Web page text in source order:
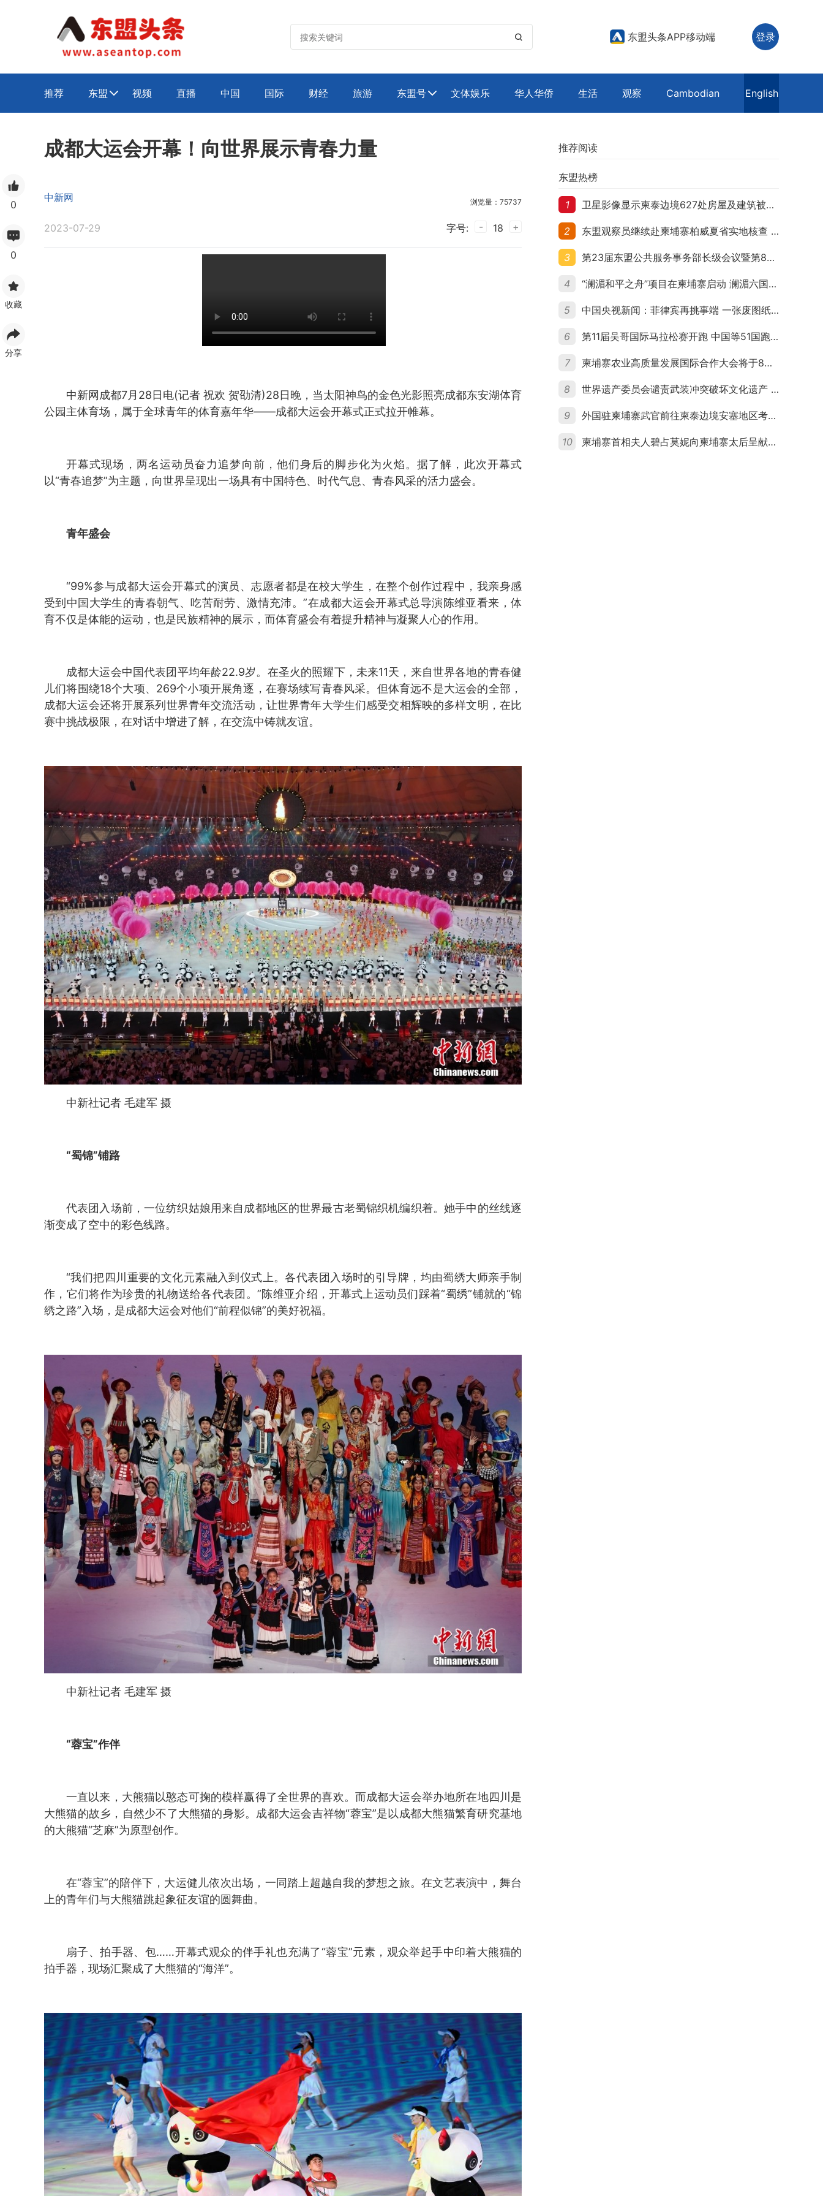
 东盟头条APP移动端 登录
推荐 东盟  视频 直播 中国 国际 财经 旅游 东盟号 文体娱乐 华人华侨 生活 观察 Cambodian English
0
0
收藏
分享
成都大运会开幕！向世界展示青春力量
中新网 浏览量：75737
2023-07-29 字号: - 18 +
中新网成都7月28日电(记者 祝欢 贺劭清)28日晚，当太阳神鸟的金色光影照亮成都东安湖体育
公园主体育场，属于全球青年的体育嘉年华——成都大运会开幕式正式拉开帷幕。
开幕式现场，两名运动员奋力追梦向前，他们身后的脚步化为火焰。据了解，此次开幕式
以“青春追梦”为主题，向世界呈现出一场具有中国特色、时代气息、青春风采的活力盛会。
青年盛会
“99%参与成都大运会开幕式的演员、志愿者都是在校大学生，在整个创作过程中，我亲身感
受到中国大学生的青春朝气、吃苦耐劳、激情充沛。”在成都大运会开幕式总导演陈维亚看来，体
育不仅是体能的运动，也是民族精神的展示，而体育盛会有着提升精神与凝聚人心的作用。
成都大运会中国代表团平均年龄22.9岁。在圣火的照耀下，未来11天，来自世界各地的青春健
儿们将围绕18个大项、269个小项开展角逐，在赛场续写青春风采。但体育远不是大运会的全部，
成都大运会还将开展系列世界青年交流活动，让世界青年大学生们感受交相辉映的多样文明，在比
赛中挑战极限，在对话中增进了解，在交流中铸就友谊。
中新社记者 毛建军 摄
“蜀锦”铺路
代表团入场前，一位纺织姑娘用来自成都地区的世界最古老蜀锦织机编织着。她手中的丝线逐
渐变成了空中的彩色线路。
“我们把四川重要的文化元素融入到仪式上。各代表团入场时的引导牌，均由蜀绣大师亲手制
作，它们将作为珍贵的礼物送给各代表团。”陈维亚介绍，开幕式上运动员们踩着“蜀绣”铺就的“锦
绣之路”入场，是成都大运会对他们“前程似锦”的美好祝福。
中新社记者 毛建军 摄
“蓉宝”作伴
一直以来，大熊猫以憨态可掬的模样赢得了全世界的喜欢。而成都大运会举办地所在地四川是
大熊猫的故乡，自然少不了大熊猫的身影。成都大运会吉祥物“蓉宝”是以成都大熊猫繁育研究基地
的大熊猫“芝麻”为原型创作。
在“蓉宝”的陪伴下，大运健儿依次出场，一同踏上超越自我的梦想之旅。在文艺表演中，舞台
上的青年们与大熊猫跳起象征友谊的圆舞曲。
扇子、拍手器、包……开幕式观众的伴手礼也充满了“蓉宝”元素，观众举起手中印着大熊猫的
拍手器，现场汇聚成了大熊猫的“海洋”。
推荐阅读
东盟热榜
1 卫星影像显示柬泰边境627处房屋及建筑被夷平 人权组织呼吁保护平民财产
2 东盟观察员继续赴柬埔寨柏威夏省实地核查 走访遭袭柬埔寨平民村庄
3 第23届东盟公共服务事务部长级会议暨第8届东盟与中日韩公共服务事务部长级会议在柬埔寨暹粒开幕
4 “澜湄和平之舟”项目在柬埔寨启动 澜湄六国青年共话和平与发展
5 中国央视新闻：菲律宾再挑事端 一张废图纸划不走中国黄岩岛
6 第11届吴哥国际马拉松赛开跑 中国等51国跑者齐聚暹粒
7 柬埔寨农业高质量发展国际合作大会将于8月20日举行
8 世界遗产委员会谴责武装冲突破坏文化遗产 柬埔寨呼吁依法追责并加强国际合作
9 外国驻柬埔寨武官前往柬泰边境安塞地区考察 柬方介绍“危险握手”事件及边境情况
10 柬埔寨首相夫人碧占莫妮向柬埔寨太后呈献世界女童军“卓越领袖奖”